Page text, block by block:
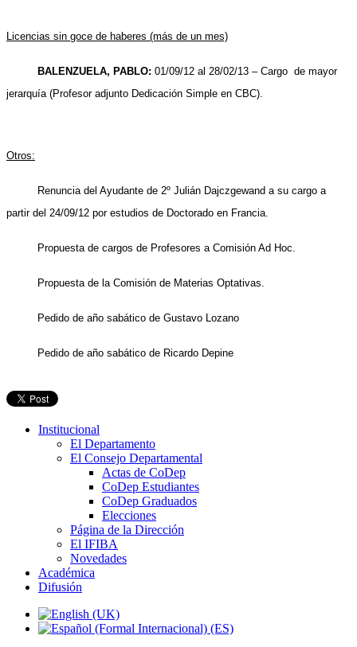
Licencias sin goce de haberes (más de un mes)
BALENZUELA, PABLO: 01/09/12 al 28/02/13 – Cargo de mayor
jerarquía (Profesor adjunto Dedicación Simple en CBC).
Otros:
Renuncia del Ayudante de 2º Julián Dajczgewand a su cargo a
partir del 24/09/12 por estudios de Doctorado en Francia.
Propuesta de cargos de Profesores a Comisión Ad Hoc.
Propuesta de la Comisión de Materias Optativas.
Pedido de año sabático de Gustavo Lozano
Pedido de año sabático de Ricardo Depine
Institucional
El Departamento
El Consejo Departamental
Actas de CoDep
CoDep Estudiantes
CoDep Graduados
Elecciones
Página de la Dirección
El IFIBA
Novedades
Académica
Difusión